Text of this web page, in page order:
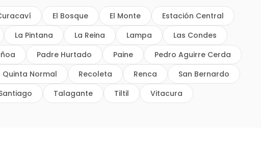
El Bosque El Monte
Estación Central
La Pintana La Reina Lampa
Las Condes
Padre Hurtado Paine
Pedro Aguirre Cerda
Quinta Normal Recoleta Renca
San Bernardo
Talagante Tiltil Vitacura